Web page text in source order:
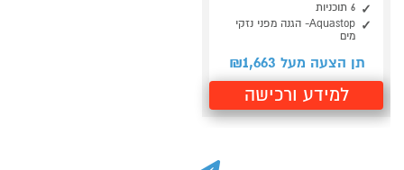
6 תוכניות
Aquastop- הגנה מפני נזקי
מים
תן הצעה מעל ₪ 1,663
למידע ורכישה